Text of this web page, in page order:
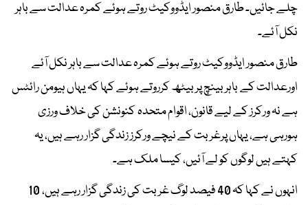
چلے جائیں۔ طارق منصور ایڈووکیٹ روتے ہوئے کمرہ عدالت سے باہر
نکل آئے۔
طارق منصور ایڈووکیٹ روتے ہوئے کمرہ عدالت سے باہر نکل آئے
اورعدالت کے باہر بینچ پر بیٹھ کرروتے ہوئے کہا کہ یہاں ہیومن رائٹس
ہے نہ ورکرز کے لیے قانون، اقوام متحدہ کنونشن کی خلاف ورزی
ہورہی ہے، یہاں پرغربت کے نیچے ورکرز زندگی گزار رہے ہیں، یہ
کہتے ہیں لوگوں کو لے آئیں، کیسا ملک ہے۔
انہوں نے کہا کہ 40 فیصد لوگ غربت کی زندگی گزار رہے ہیں، 10